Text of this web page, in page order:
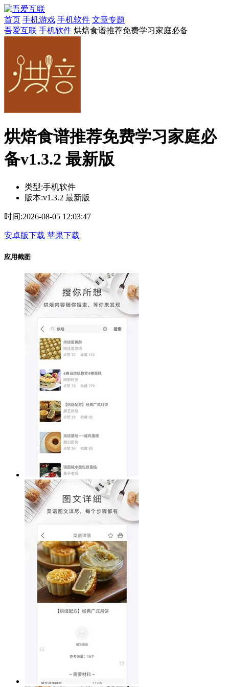
首页 手机游戏 手机软件 文章专题
吾爱互联 手机软件 烘焙食谱推荐免费学习家庭必备
烘焙食谱推荐免费学习家庭必
备v1.3.2 最新版
类型:手机软件
版本:v1.3.2 最新版
时间:2026-08-05 12:03:47
安卓版下载 苹果下载
应用截图